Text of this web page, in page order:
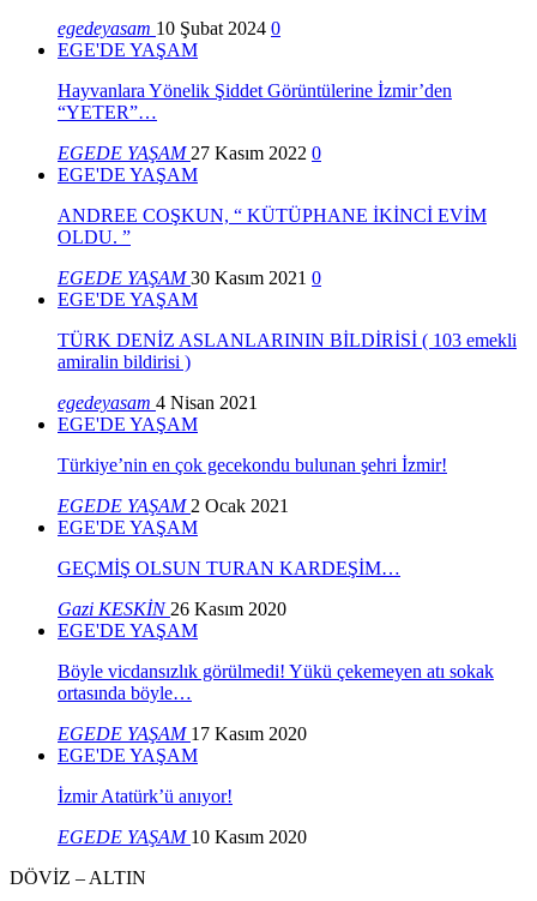
egedeyasam 10 Şubat 2024 0
EGE'DE YAŞAM
Hayvanlara Yönelik Şiddet Görüntülerine İzmir’den
“YETER”…
EGEDE YAŞAM 27 Kasım 2022 0
EGE'DE YAŞAM
ANDREE COŞKUN, “ KÜTÜPHANE İKİNCİ EVİM
OLDU. ”
EGEDE YAŞAM30 Kasım 2021 0
EGE'DE YAŞAM
TÜRK DENİZ ASLANLARININ BİLDİRİSİ ( 103 emekli
amiralin bildirisi )
egedeyasam 4 Nisan 2021
EGE'DE YAŞAM
Türkiye’nin en çok gecekondu bulunan şehri İzmir!
EGEDE YAŞAM 2 Ocak 2021
EGE'DE YAŞAM
GEÇMİŞ OLSUN TURAN KARDEŞİM…
Gazi KESKİN 26 Kasım 2020
EGE'DE YAŞAM
Böyle vicdansızlık görülmedi! Yükü çekemeyen atı sokak
ortasında böyle…
EGEDE YAŞAM 17 Kasım 2020
EGE'DE YAŞAM
İzmir Atatürk’ü anıyor!
EGEDE YAŞAM 10 Kasım 2020
DÖVİZ – ALTIN